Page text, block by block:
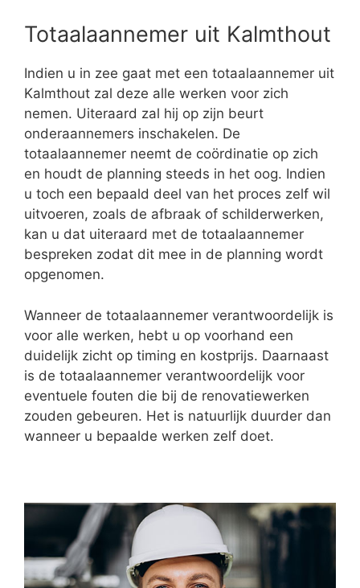
Totaalaannemer uit Kalmthout
Indien u in zee gaat met een totaalaannemer uit
Kalmthout zal deze alle werken voor zich
nemen. Uiteraard zal hij op zijn beurt
onderaannemers inschakelen. De
totaalaannemer neemt de coördinatie op zich
en houdt de planning steeds in het oog. Indien
u toch een bepaald deel van het proces zelf wil
uitvoeren, zoals de afbraak of schilderwerken,
kan u dat uiteraard met de totaalaannemer
bespreken zodat dit mee in de planning wordt
opgenomen.
Wanneer de totaalaannemer verantwoordelijk is
voor alle werken, hebt u op voorhand een
duidelijk zicht op timing en kostprijs. Daarnaast
is de totaalaannemer verantwoordelijk voor
eventuele fouten die bij de renovatiewerken
zouden gebeuren. Het is natuurlijk duurder dan
wanneer u bepaalde werken zelf doet.